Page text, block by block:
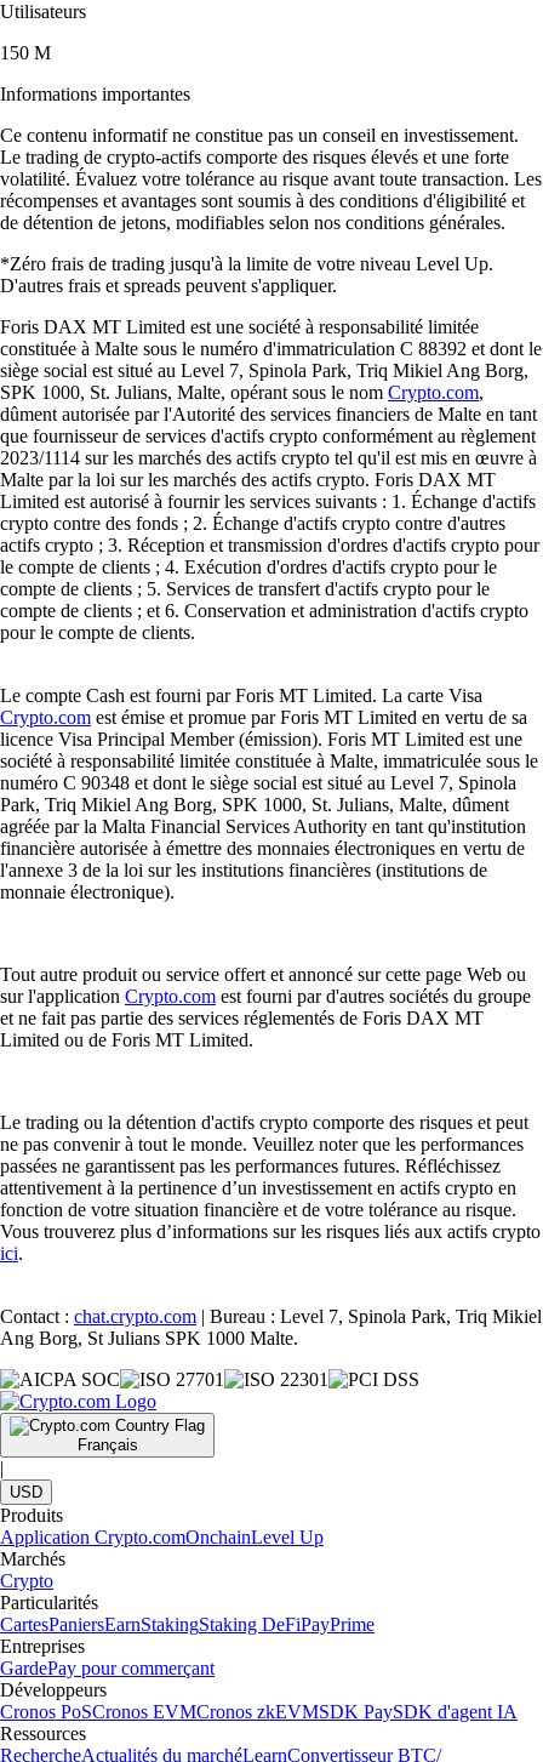
Utilisateurs
150 M
Informations importantes
Ce contenu informatif ne constitue pas un conseil en investissement.
Le trading de crypto-actifs comporte des risques élevés et une forte
volatilité. Évaluez votre tolérance au risque avant toute transaction. Les
récompenses et avantages sont soumis à des conditions d'éligibilité et
de détention de jetons, modifiables selon nos conditions générales.
*Zéro frais de trading jusqu'à la limite de votre niveau Level Up.
D'autres frais et spreads peuvent s'appliquer.
Foris DAX MT Limited est une société à responsabilité limitée
constituée à Malte sous le numéro d'immatriculation C 88392 et dont le
siège social est situé au Level 7, Spinola Park, Triq Mikiel Ang Borg,
SPK 1000, St. Julians, Malte, opérant sous le nom Crypto.com,
dûment autorisée par l'Autorité des services financiers de Malte en tant
que fournisseur de services d'actifs crypto conformément au règlement
2023/1114 sur les marchés des actifs crypto tel qu'il est mis en œuvre à
Malte par la loi sur les marchés des actifs crypto. Foris DAX MT
Limited est autorisé à fournir les services suivants : 1. Échange d'actifs
crypto contre des fonds ; 2. Échange d'actifs crypto contre d'autres
actifs crypto ; 3. Réception et transmission d'ordres d'actifs crypto pour
le compte de clients ; 4. Exécution d'ordres d'actifs crypto pour le
compte de clients ; 5. Services de transfert d'actifs crypto pour le
compte de clients ; et 6. Conservation et administration d'actifs crypto
pour le compte de clients.
Le compte Cash est fourni par Foris MT Limited. La carte Visa
Crypto.com est émise et promue par Foris MT Limited en vertu de sa
licence Visa Principal Member (émission). Foris MT Limited est une
société à responsabilité limitée constituée à Malte, immatriculée sous le
numéro C 90348 et dont le siège social est situé au Level 7, Spinola
Park, Triq Mikiel Ang Borg, SPK 1000, St. Julians, Malte, dûment
agréée par la Malta Financial Services Authority en tant qu'institution
financière autorisée à émettre des monnaies électroniques en vertu de
l'annexe 3 de la loi sur les institutions financières (institutions de
monnaie électronique).
Tout autre produit ou service offert et annoncé sur cette page Web ou
sur l'application Crypto.com est fourni par d'autres sociétés du groupe
et ne fait pas partie des services réglementés de Foris DAX MT
Limited ou de Foris MT Limited.
Le trading ou la détention d'actifs crypto comporte des risques et peut
ne pas convenir à tout le monde. Veuillez noter que les performances
passées ne garantissent pas les performances futures. Réfléchissez
attentivement à la pertinence d’un investissement en actifs crypto en
fonction de votre situation financière et de votre tolérance au risque.
Vous trouverez plus d’informations sur les risques liés aux actifs crypto
ici.
Contact : chat.crypto.com | Bureau : Level 7, Spinola Park, Triq Mikiel
Ang Borg, St Julians SPK 1000 Malte.
Français
|
USD
Produits
Application Crypto.comOnchainLevel Up
Marchés
Crypto
Particularités
CartesPaniersEarnStakingStaking DeFiPayPrime
Entreprises
GardePay pour commerçant
Développeurs
Cronos PoSCronos EVMCronos zkEVMSDK PaySDK d'agent IA
Ressources
RechercheActualités du marchéLearnConvertisseur BTC/